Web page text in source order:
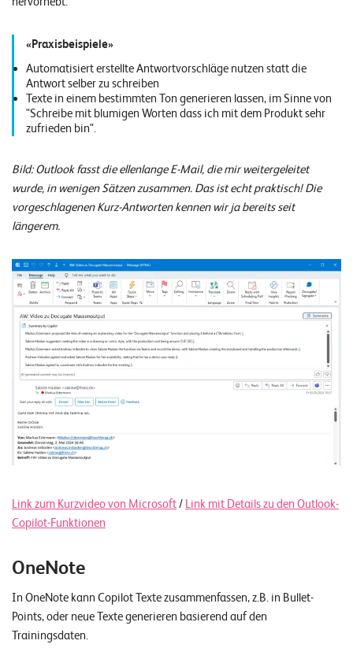
Praxisbeispiele
Automatisiert erstellte Antwortvorschläge nutzen statt die
Antwort selber zu schreiben
Texte in einem bestimmten Ton generieren lassen, im Sinne von
"Schreibe mit blumigen Worten dass ich mit dem Produkt sehr
zufrieden bin".
Bild: Outlook fasst die ellenlange E-Mail, die mir weitergeleitet
wurde, in wenigen Sätzen zusammen. Das ist echt praktisch! Die
vorgeschlagenen Kurz-Antworten kennen wir ja bereits seit
längerem.
Link zum Kurzvideo von Microsoft/ Link mit Details zu den Outlook-
Copilot-Funktionen
OneNote
In OneNote kann Copilot Texte zusammenfassen, z.B. in Bullet-
Points, oder neue Texte generieren basierend auf den
Trainingsdaten.